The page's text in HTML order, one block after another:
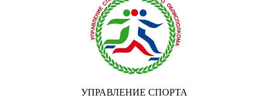
УПРАВЛЕНИЕ СПОРТА